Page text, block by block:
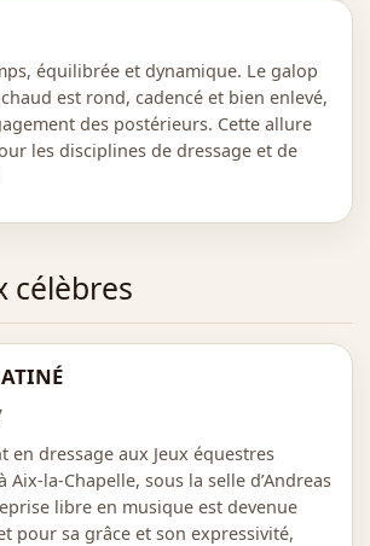
équilibrée et dynamique. Le galop
est rond, cadencé et bien enlevé,
des postérieurs. Cette allure
les disciplines de dressage et de
célèbres
en dressage aux Jeux équestres
Aix-la-Chapelle, sous la selle d’Andreas
libre en musique est devenue
pour sa grâce et son expressivité,